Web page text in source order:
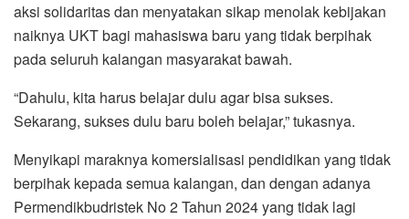
aksi solidaritas dan menyatakan sikap menolak kebijakan
naiknya UKT bagi mahasiswa baru yang tidak berpihak
pada seluruh kalangan masyarakat bawah.
“Dahulu, kita harus belajar dulu agar bisa sukses.
Sekarang, sukses dulu baru boleh belajar,” tukasnya.
Menyikapi maraknya komersialisasi pendidikan yang tidak
berpihak kepada semua kalangan, dan dengan adanya
Permendikbudristek No 2 Tahun 2024 yang tidak lagi